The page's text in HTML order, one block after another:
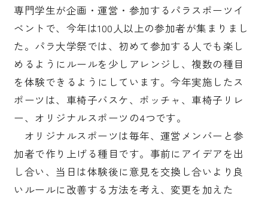
専門学生が企画・運営・参加するパラスポーツイ
ベントで、今年は100人以上の参加者が集まりまし
た。パラ大学祭では、初めて参加する人でも楽し
めるようにルールを少しアレンジし、複数の種目
を体験できるようにしています。今年実施したス
ポーツは、車椅子バスケ、ボッチャ、車椅子リレ
ー、オリジナルスポーツの4つです。
オリジナルスポーツは毎年、運営メンバーと参
加者で作り上げる種目です。事前にアイデアを出
し合い、当日は体験後に意見を交換し合いより良
いルールに改善する方法を考え、変更を加えた